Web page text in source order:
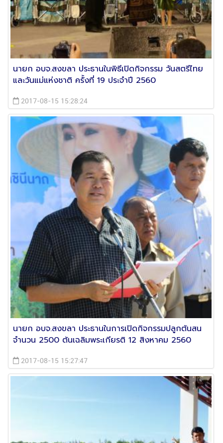
นายก อบจ.สงขลา ประธานในพิธีเปิดกิจกรรม วันสตรีไทย
และวันแม่แห่งชาติ ครั้งที่ 19 ประจำปี 2560
2017-08-15 15:28:24
นายก อบจ.สงขลา ประธานในการเปิดกิจกรรมปลูกต้นสน
จำนวน 2500 ต้นเฉลิมพระเกียรติ 12 สิงหาคม 2560
2017-08-15 15:27:47